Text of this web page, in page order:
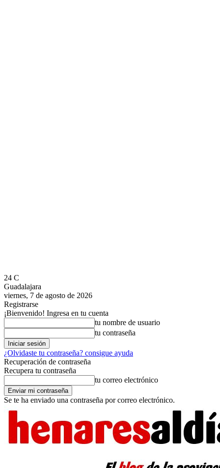
24 C
Guadalajara
viernes, 7 de agosto de 2026
Registrarse
¡Bienvenido! Ingresa en tu cuenta
tu nombre de usuario
tu contraseña
¿Olvidaste tu contraseña? consigue ayuda
Recuperación de contraseña
Recupera tu contraseña
tu correo electrónico
Se te ha enviado una contraseña por correo electrónico.